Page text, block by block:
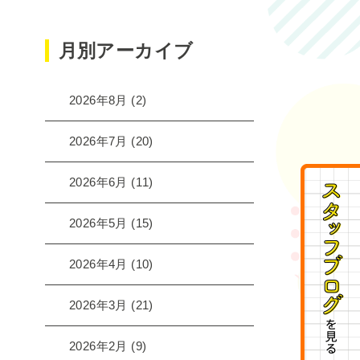
月別アーカイブ
2026年8月 (2)
2026年7月 (20)
2026年6月 (11)
2026年5月 (15)
2026年4月 (10)
2026年3月 (21)
2026年2月 (9)